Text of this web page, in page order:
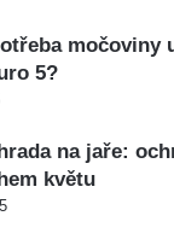
močoviny
5?
na jaře:
květu